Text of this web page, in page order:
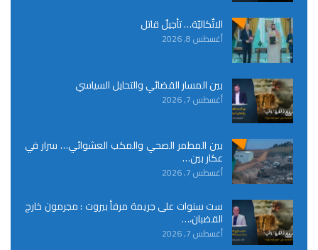
الاتّكاليّة… تأجيلٌ قاتل
أغسطس 8, 2026
بين المسار القضائي والتحايل السياسي
أغسطس 7, 2026
بين المطمر الصحي والمكب العشوائي… سرار في
عكار بين…
أغسطس 7, 2026
ست سنوات على جريمة مرفأ بيروت : مجرمون خارج
القضبان،…
أغسطس 7, 2026